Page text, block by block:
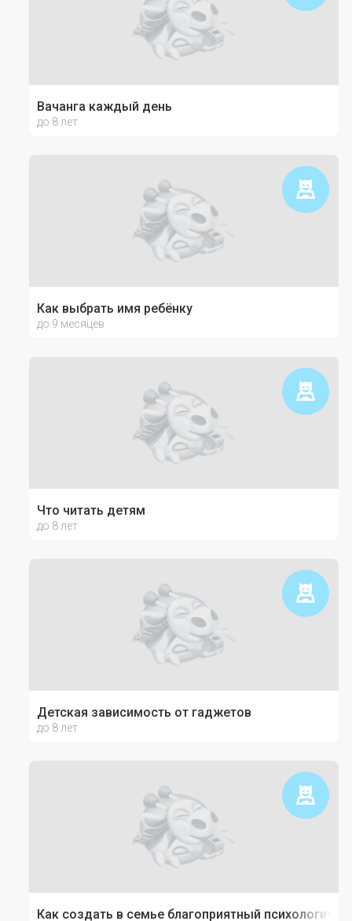
Вачанга каждый день
до 8 лет
Как выбрать имя ребёнку
до 9 месяцев
Что читать детям
до 8 лет
Детская зависимость от гаджетов
до 8 лет
Как создать в семье благоприятный